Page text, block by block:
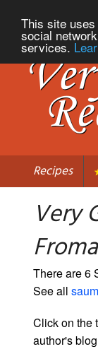
This site
social
services.
Recipes
Very
There are 6
See all
Click on the
author's